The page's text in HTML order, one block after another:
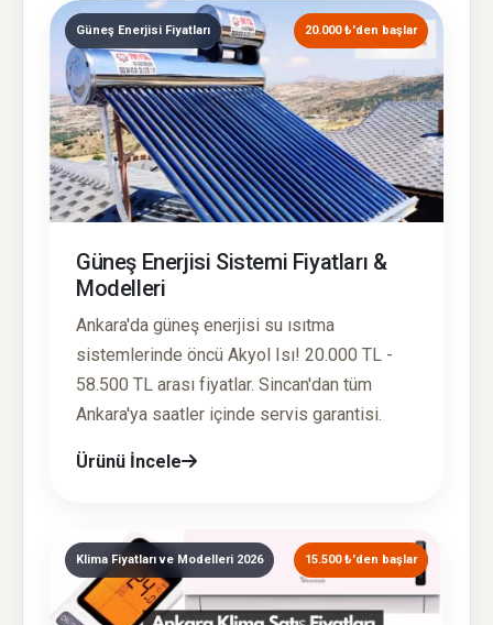
Güneş Enerjisi Fiyatları 20.000 ₺'den başlar
Güneş Enerjisi Sistemi Fiyatları &
Modelleri
Ankara'da güneş enerjisi su ısıtma
sistemlerinde öncü Akyol Isı! 20.000 TL -
58.500 TL arası fiyatlar. Sincan'dan tüm
Ankara'ya saatler içinde servis garantisi.
Ürünü İncele
Klima Fiyatları ve Modelleri 2026 15.500 ₺'den başlar